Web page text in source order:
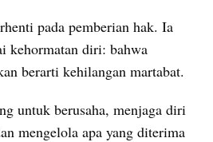
pada pemberian hak. Ia
kehormatan diri: bahwa
berarti kehilangan martabat.
untuk berusaha, menjaga diri
mengelola apa yang diterima